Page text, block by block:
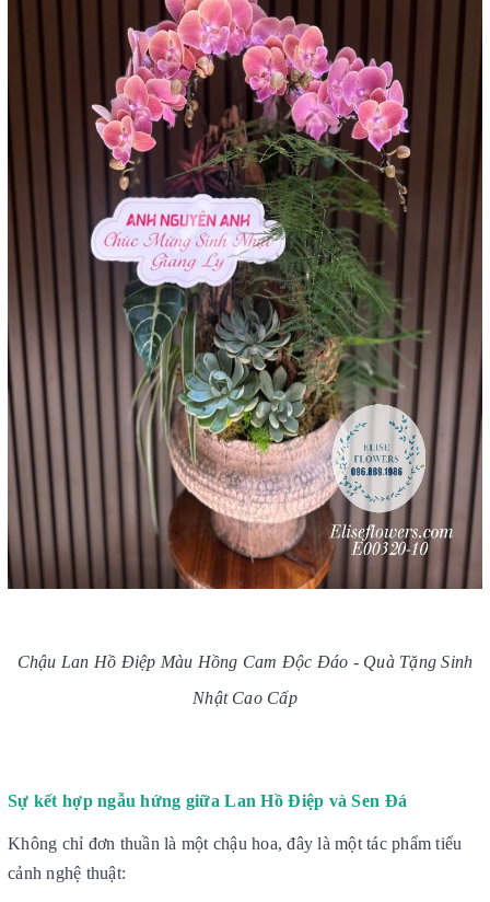
Chậu Lan Hồ Điệp Màu Hồng Cam Độc Đáo - Quà Tặng Sinh
Nhật Cao Cấp
Sự kết hợp ngẫu hứng giữa Lan Hồ Điệp và Sen Đá
Không chỉ đơn thuần là một chậu hoa, đây là một tác phẩm tiểu
cảnh nghệ thuật: